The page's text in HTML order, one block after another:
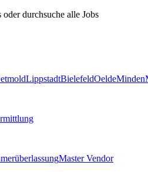
durchsuche alle Jobs
LippstadtBielefeldOeldeMinden
Master Vendor